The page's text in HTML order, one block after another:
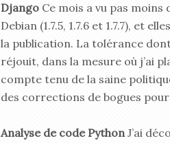
Django Ce mois a vu pas
Debian (1.7.5, 1.7.6 et 1.7.7), et
la publication. La tolérance
réjouit, dans la mesure où j’ai
compte tenu de la saine
des corrections de bogues
Analyse de code PythonJ’ai